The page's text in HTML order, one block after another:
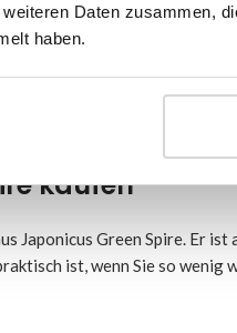
Daten zusammen,
haben.
Dann schneiden Sie
schlagen und Ihr Steckling
kaufen
Japonicus Green Spire. Er
ist, wenn Sie so wenig